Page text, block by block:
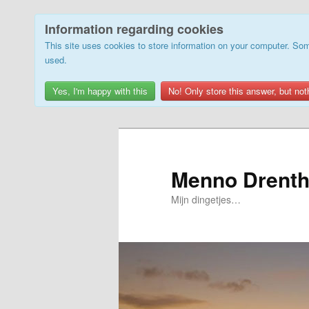
Information regarding cookies
This site uses cookies to store information on your computer.
used.
Yes, I'm happy with this No! Only store this answer, but
Menno
Mijn dingetjes…